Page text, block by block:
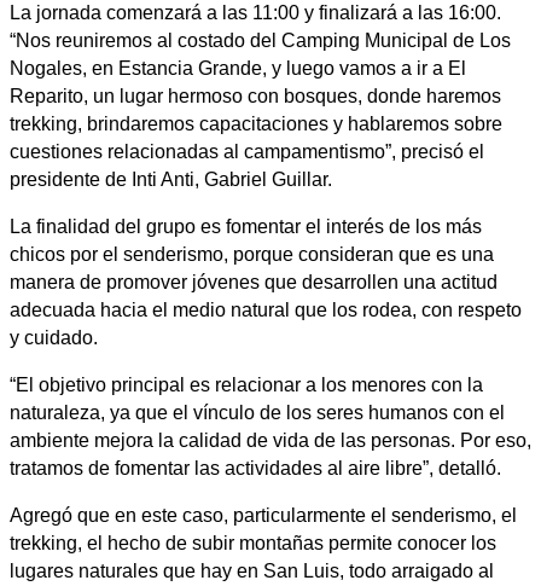
La jornada comenzará a las 11:00 y finalizará a las 16:00.
“Nos reuniremos al costado del Camping Municipal de Los
Nogales, en Estancia Grande, y luego vamos a ir a El
Reparito, un lugar hermoso con bosques, donde haremos
trekking, brindaremos capacitaciones y hablaremos sobre
cuestiones relacionadas al campamentismo”, precisó el
presidente de Inti Anti, Gabriel Guillar.
La finalidad del grupo es fomentar el interés de los más
chicos por el senderismo, porque consideran que es una
manera de promover jóvenes que desarrollen una actitud
adecuada hacia el medio natural que los rodea, con respeto
y cuidado.
“El objetivo principal es relacionar a los menores con la
naturaleza, ya que el vínculo de los seres humanos con el
ambiente mejora la calidad de vida de las personas. Por eso,
tratamos de fomentar las actividades al aire libre”, detalló.
Agregó que en este caso, particularmente el senderismo, el
trekking, el hecho de subir montañas permite conocer los
lugares naturales que hay en San Luis, todo arraigado al